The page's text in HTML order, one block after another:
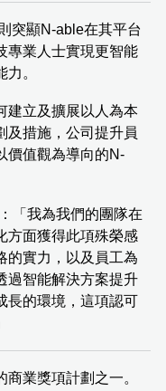
突顯N-able在其平台
專業人士實現更智能
。
建立及擴展以人為本
及措施，公司提升員
價值觀為導向的N-
「我為我們的團隊在
方面獲得此項殊榮感
的實力，以及員工為
過智能解決方案提升
長的環境，這項認可
商業獎項計劃之一。